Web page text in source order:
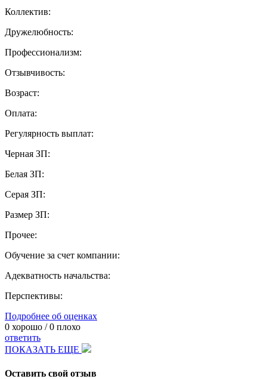
Коллектив:
Дружелюбность:
Профессионализм:
Отзывчивость:
Возраст:
Оплата:
Регулярность выплат:
Черная ЗП:
Белая ЗП:
Серая ЗП:
Размер ЗП:
Прочее:
Обучение за счет компании:
Адекватность начальства:
Перспективы:
Подробнее об оценках
0 хорошо /0 плохо
ответить
ПОКАЗАТЬ ЕЩЕ
Оставить свой отзыв